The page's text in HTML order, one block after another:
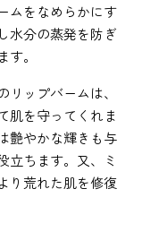
ムをなめらかにす
水分の蒸発を防ぎ
。
ップバームは、
肌を守ってくれま
艶やかな輝きも与
立ちます。又、ミ
り荒れた肌を修復